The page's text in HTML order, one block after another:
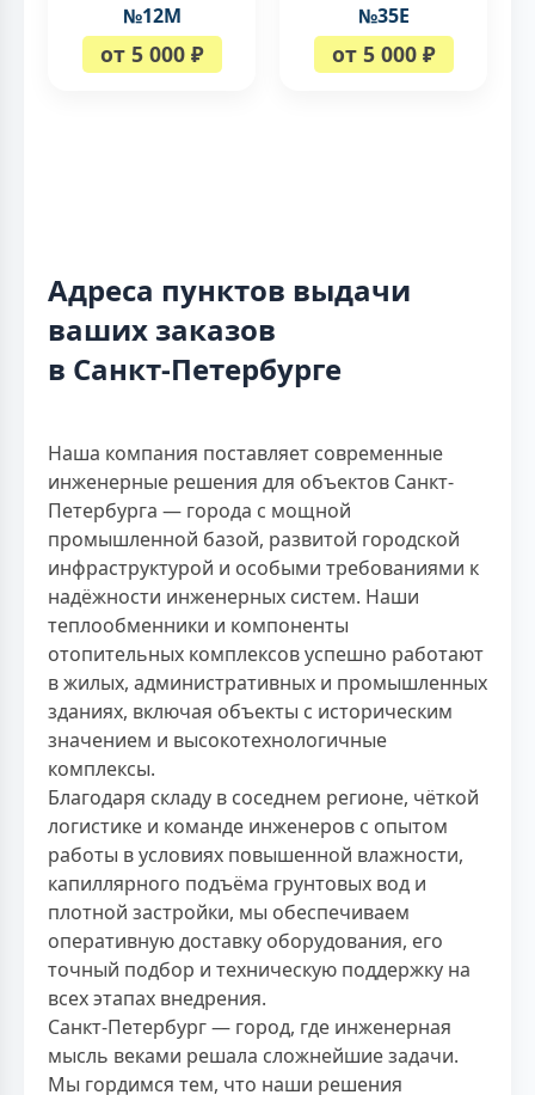
№12М
от 5 000 ₽
№35Е
от 5 000 ₽
Адреса пунктов выдачи
ваших заказов
в Санкт-Петербурге
Наша компания поставляет современные
инженерные решения для объектов Санкт-
Петербурга — города с мощной
промышленной базой, развитой городской
инфраструктурой и особыми требованиями к
надёжности инженерных систем. Наши
теплообменники и компоненты
отопительных комплексов успешно работают
в жилых, административных и промышленных
зданиях, включая объекты с историческим
значением и высокотехнологичные
комплексы.
Благодаря складу в соседнем регионе, чёткой
логистике и команде инженеров с опытом
работы в условиях повышенной влажности,
капиллярного подъёма грунтовых вод и
плотной застройки, мы обеспечиваем
оперативную доставку оборудования, его
точный подбор и техническую поддержку на
всех этапах внедрения.
Санкт-Петербург — город, где инженерная
мысль веками решала сложнейшие задачи.
Мы гордимся тем, что наши решения